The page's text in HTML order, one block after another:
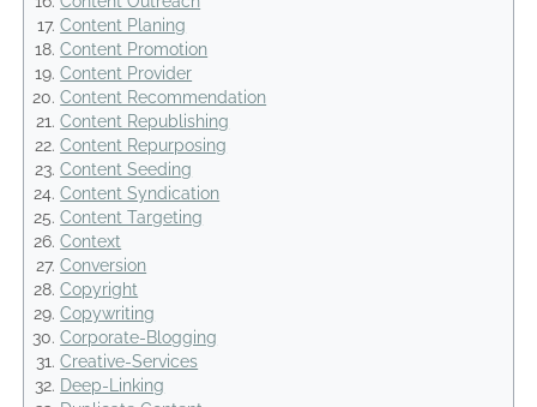
Content Planing
Content Promotion
Content Provider
Content Recommendation
Content Republishing
Content Repurposing
Content Seeding
Content Syndication
Content Targeting
Context
Conversion
Copyright
Copywriting
Corporate-Blogging
Creative-Services
Deep-Linking